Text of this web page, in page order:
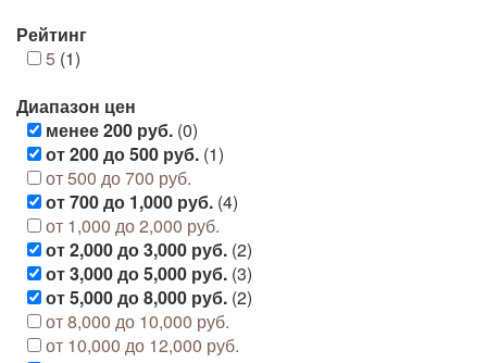
Рейтинг
5 (1)
Диапазон цен
менее 200 руб. (0)
от 200 до 500 руб. (1)
от 500 до 700 руб.
от 700 до 1,000 руб. (4)
от 1,000 до 2,000 руб.
от 2,000 до 3,000 руб. (2)
от 3,000 до 5,000 руб. (3)
от 5,000 до 8,000 руб. (2)
от 8,000 до 10,000 руб.
от 10,000 до 12,000 руб.